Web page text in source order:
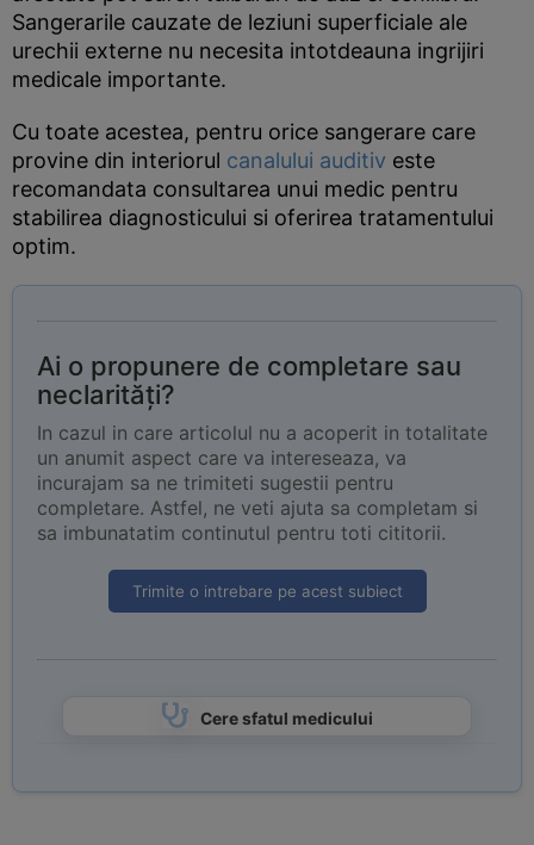
Sangerarile cauzate de leziuni superficiale ale
urechii externe nu necesita intotdeauna ingrijiri
medicale importante.
Cu toate acestea, pentru orice sangerare care
provine din interiorul canalului auditiv este
recomandata consultarea unui medic pentru
stabilirea diagnosticului si oferirea tratamentului
optim.
Ai o propunere de completare sau
neclarități?
In cazul in care articolul nu a acoperit in totalitate
un anumit aspect care va intereseaza, va
incurajam sa ne trimiteti sugestii pentru
completare. Astfel, ne veti ajuta sa completam si
sa imbunatatim continutul pentru toti cititorii.
Trimite o intrebare pe acest subiect
Cere sfatul medicului